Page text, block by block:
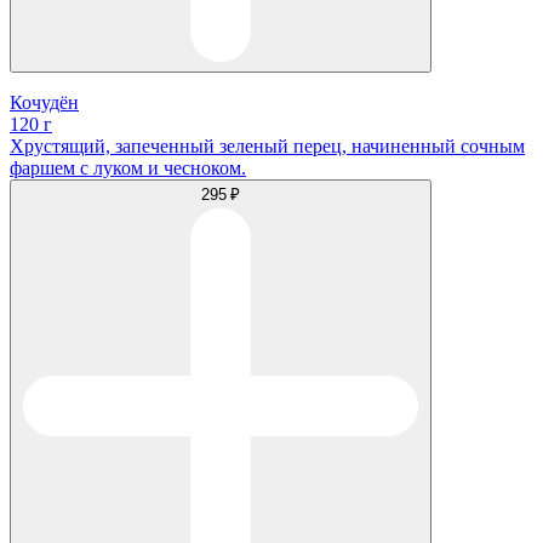
Кочудён
120 г
Хрустящий, запеченный зеленый перец, начиненный сочным
фаршем с луком и чесноком.
295 ₽